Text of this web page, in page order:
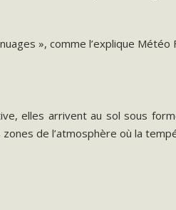
», comme l’explique Météo
elles arrivent au sol sous
de l’atmosphère où la